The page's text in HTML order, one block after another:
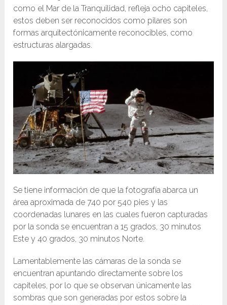
como el Mar de la Tranquilidad, refleja ocho capiteles,
estos deben ser reconocidos como pilares son
formas arquitectónicamente reconocibles, como
estructuras alargadas.
Se tiene información de que la fotografía abarca un
área aproximada de 740 por 540 pies y las
coordenadas lunares en las cuales fueron capturadas
por la sonda se encuentran a 15 grados, 30 minutos
Este y 40 grados, 30 minutos Norte.
Lamentablemente las cámaras de la sonda se
encuentran apuntando directamente sobre los
capiteles, por lo que se observan únicamente las
sombras que son generadas por estos sobre la